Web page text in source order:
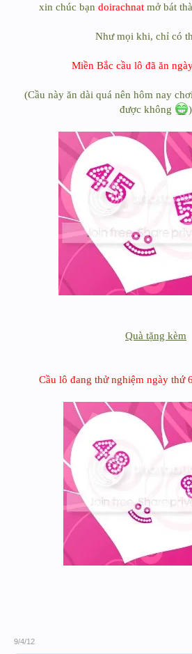
xin chúc bạn doirachnat mở bát
Như mọi khi, chỉ có
Miền Bắc cầu lô đã ăn
(Cầu này ăn dài quá nên hôm nay
được không
)
Quà tặng kèm
Cầu lô đang thử nghiệm ngày thứ
9/4/12